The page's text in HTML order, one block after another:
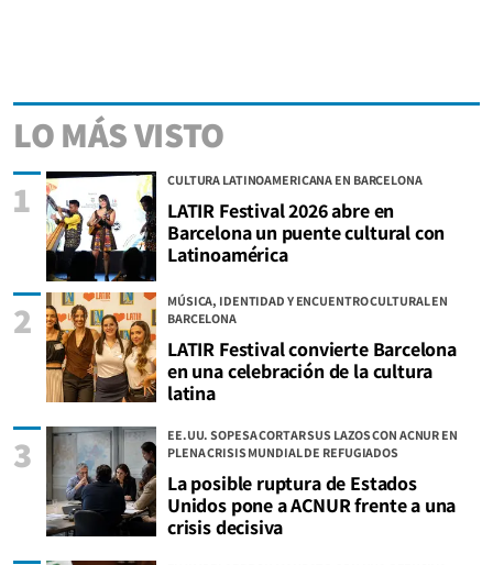
LO MÁS VISTO
CULTURA LATINOAMERICANA EN BARCELONA
LATIR Festival 2026 abre en
Barcelona un puente cultural con
Latinoamérica
1
MÚSICA, IDENTIDAD Y ENCUENTRO CULTURAL EN
BARCELONA
LATIR Festival convierte Barcelona
en una celebración de la cultura
latina
2
EE.UU. SOPESA CORTAR SUS LAZOS CON ACNUR EN
PLENA CRISIS MUNDIAL DE REFUGIADOS
La posible ruptura de Estados
Unidos pone a ACNUR frente a una
crisis decisiva
3